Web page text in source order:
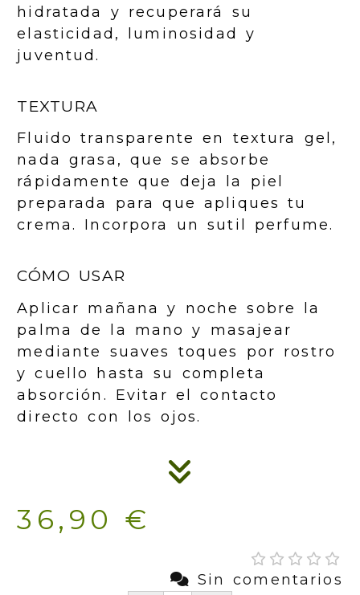
hidratada y recuperará su
elasticidad, luminosidad y
juventud.
TEXTURA
Fluido transparente en textura gel,
nada grasa, que se absorbe
rápidamente que deja la piel
preparada para que apliques tu
crema. Incorpora un sutil perfume.
CÓMO USAR
Aplicar mañana y noche sobre la
palma de la mano y masajear
mediante suaves toques por rostro
y cuello hasta su completa
absorción. Evitar el contacto
directo con los ojos.
36,90 €
Sin comentarios